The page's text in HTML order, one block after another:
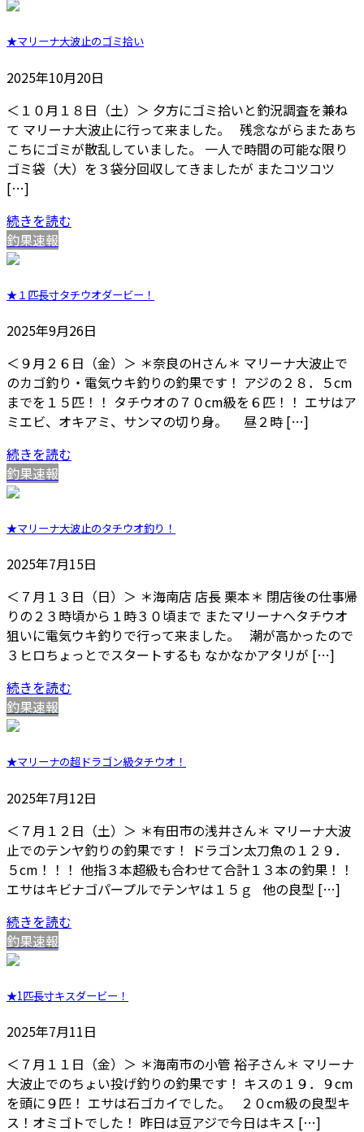
★マリーナ大波止のゴミ拾い
2025年10月20日
＜１０月１８日（土）＞ 夕方にゴミ拾いと釣況調査を兼ね
て マリーナ大波止に行って来ました。 残念ながらまたあち
こちにゴミが散乱していました。 一人で時間の可能な限り
ゴミ袋（大）を３袋分回収してきましたが またコツコツ
[…]
続きを読む
釣果速報
★１匹長寸タチウオダービー！
2025年9月26日
＜９月２６日（金）＞ ＊奈良のHさん＊ マリーナ大波止で
のカゴ釣り・電気ウキ釣りの釣果です！ アジの２８．５cm
までを１５匹！！ タチウオの７０cm級を６匹！！ エサはア
ミエビ、オキアミ、サンマの切り身。 昼２時 […]
続きを読む
釣果速報
★マリーナ大波止のタチウオ釣り！
2025年7月15日
＜７月１３日（日）＞ ＊海南店 店長 栗本＊ 閉店後の仕事帰
りの２３時頃から１時３０頃まで またマリーナへタチウオ
狙いに電気ウキ釣りで行って来ました。 潮が高かったので
３ヒロちょっとでスタートするも なかなかアタリが […]
続きを読む
釣果速報
★マリーナの超ドラゴン級タチウオ！
2025年7月12日
＜７月１２日（土）＞ ＊有田市の浅井さん＊ マリーナ大波
止でのテンヤ釣りの釣果です！ ドラゴン太刀魚の１２９．
５cm！！！ 他指３本超級も合わせて合計１３本の釣果！！
エサはキビナゴパープルでテンヤは１５ｇ 他の良型 […]
続きを読む
釣果速報
★1匹長寸キスダービー！
2025年7月11日
＜７月１１日（金）＞ ＊海南市の小管 裕子さん＊ マリーナ
大波止でのちょい投げ釣りの釣果です！ キスの１９．９cm
を頭に９匹！ エサは石ゴカイでした。 ２０cm級の良型キ
ス！オミゴトでした！ 昨日は豆アジで今日はキス […]